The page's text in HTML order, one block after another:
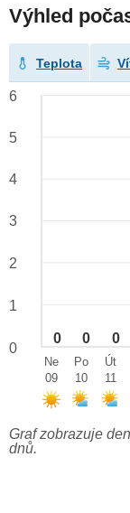
Výhled
Teplota
0 0 0
6
5
4
3
2
1
0
Ne
09
Po
10
Út
11
Graf zobrazuje
dnů.